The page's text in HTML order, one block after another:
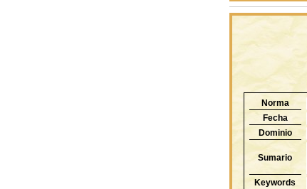
Norma
Fecha
Dominio
Sumario
Keywords